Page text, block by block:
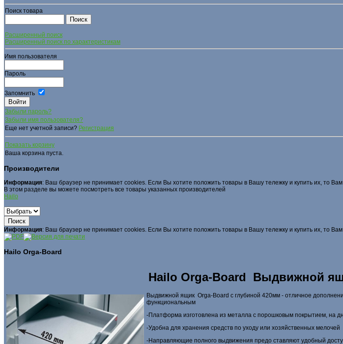
Поиск товара
Расширенный поиск
Расширенный поиск по характеристикам
Имя пользователя
Пароль
Запомнить
Забыли пароль?
Забыли имя пользователя?
Еще нет учетной записи? Регистрация
Показать корзину
Ваша корзина пуста.
Производители
Информация: Ваш браузер не принимает cookies. Если Вы хотите положить товары в Вашу тележку и купить их, то
В этом разделе вы можете посмотреть все товары указанных производителей
Hailo
Информация: Ваш браузер не принимает cookies. Если Вы хотите положить товары в Вашу тележку и купить их, то
Hailo Orga-Board
Hailo Orga-Board Выдвижной
Выдвижной ящик Orga-Board с глубиной 420мм - отличное
функцио­нальным
-Платформа изготовлена из металла с порошковым покрытием, на
-Удобна для хранения средств по уходу или хозяйственных мелочей
-Направляющие полного выдвижения предо ставляют удобный